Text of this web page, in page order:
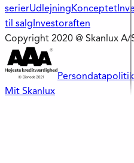
serierUdlejningKonceptet
til salg Investoraften
Copyright 2020 @ Skanlux A/
Persondatapolitik
Mit Skanlux